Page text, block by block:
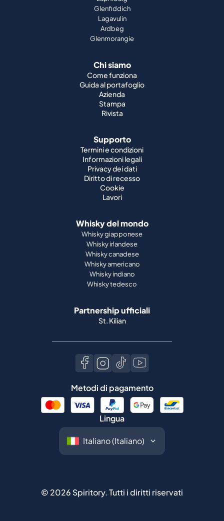
Glenfiddich
Lagavulin
Ardbeg
Glenmorangie
Chi siamo
Come funziona
Guida al portafoglio
Azienda
Stampa
Rivista
Supporto
Termini e condizioni
Informazioni legali
Privacy dei dati
Diritto di recesso
Cookie
Lavori
Whisky del mondo
Whisky giapponese
Whisky irlandese
Whisky canadese
Whisky americano
Whisky indiano
Whisky tedesco
Partnership ufficiali
St. Kilian
Metodi di pagamento
Lingua
© 2026 Spiritory.Tutti i diritti riservati